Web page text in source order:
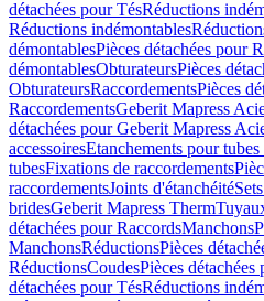
détachées pour TésRéductions
Réductions indémontables
démontablesPièces détachées pour
démontablesObturateursPièces
ObturateursRaccordementsPièces
RaccordementsGeberit Mapress
détachées pour Geberit Mapress
accessoiresEtanchements pour tubes
tubesFixations de raccordements
raccordementsJoints d'étanchéité
bridesGeberit Mapress Therm
détachées pour RaccordsManchons
ManchonsRéductionsPièces
RéductionsCoudesPièces détachées
détachées pour TésRéductions